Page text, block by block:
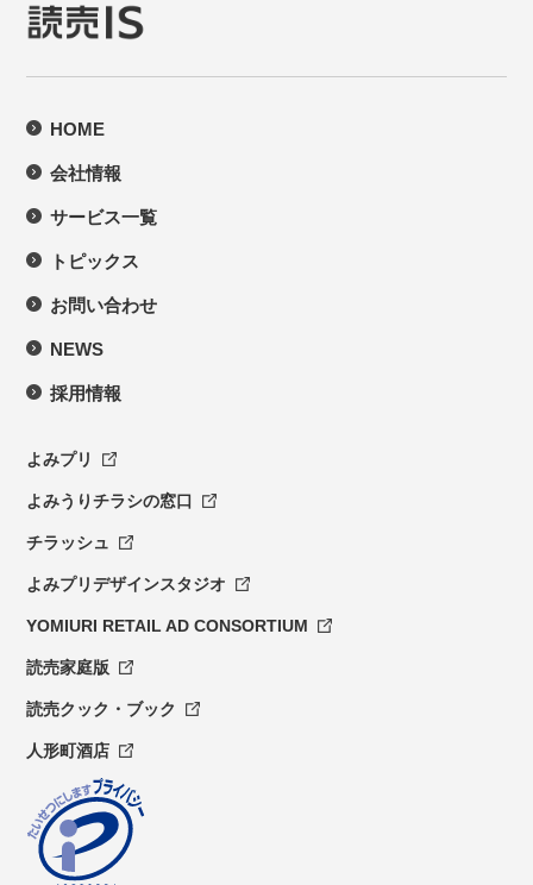
HOME
会社情報
サービス一覧
トピックス
お問い合わせ
NEWS
採用情報
よみプリ
よみうりチラシの窓口
チラッシュ
よみプリデザインスタジオ
YOMIURI RETAIL AD CONSORTIUM
読売家庭版
読売クック・ブック
人形町酒店